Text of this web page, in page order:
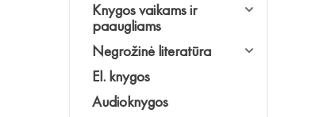
Knygos vaikams ir
paaugliams
Negrožinė literatūra
El. knygos
Audioknygos